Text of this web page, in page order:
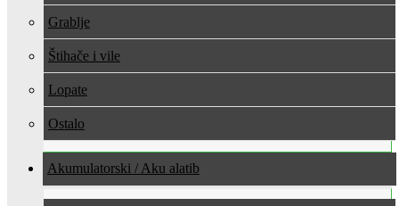
Grablje
Štihače i vile
Lopate
Ostalo
Akumulatorski / Aku alati